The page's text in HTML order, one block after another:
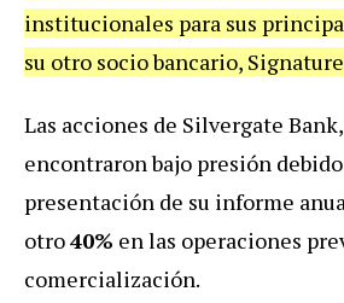
institucionales para sus
su otro socio bancario,
Las acciones de Silvergate
encontraron bajo presión
presentación de su informe
otro40% en las operaciones
comercialización.